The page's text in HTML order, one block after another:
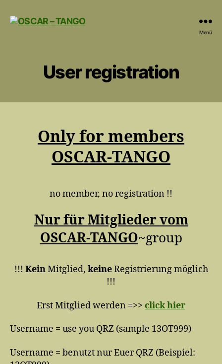
Menü
User registration
Only for members
OSCAR-TANGO
no member, no registration !!
Nur für Mitglieder vom
OSCAR-TANGO~group
!!! KeinMitglied, keineRegistrierung möglich
!!!
Erst Mitglied werden =>> click hier
Username = use you QRZ (sample 13OT999)
Username = benutzt nur Euer QRZ (Beispiel: